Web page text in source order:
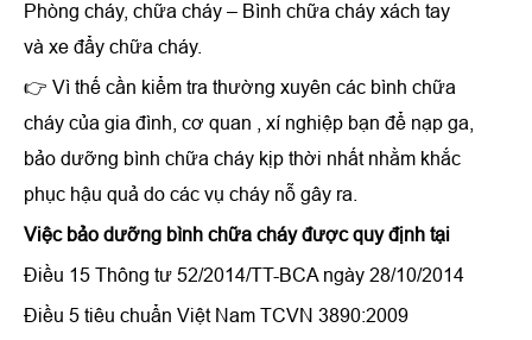
Phòng cháy, chữa cháy – Bình chữa cháy xách tay
và xe đẩy chữa cháy.
👉 Vì thế cần kiểm tra thường xuyên các bình chữa
cháy của gia đình, cơ quan , xí nghiệp bạn để nạp ga,
bảo dưỡng bình chữa cháy kịp thời nhất nhằm khắc
phục hậu quả do các vụ cháy nỗ gây ra.
Việc bảo dưỡng bình chữa cháy được quy định tại
Điều 15 Thông tư 52/2014/TT-BCA ngày 28/10/2014
Điều 5 tiêu chuẩn Việt Nam TCVN 3890:2009